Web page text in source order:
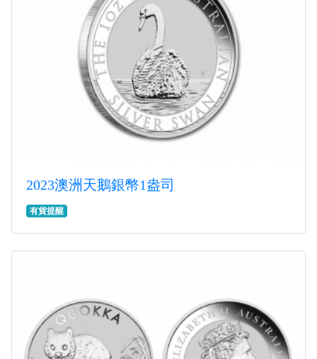
2023澳洲天鵝銀幣1盎司
有貨提醒